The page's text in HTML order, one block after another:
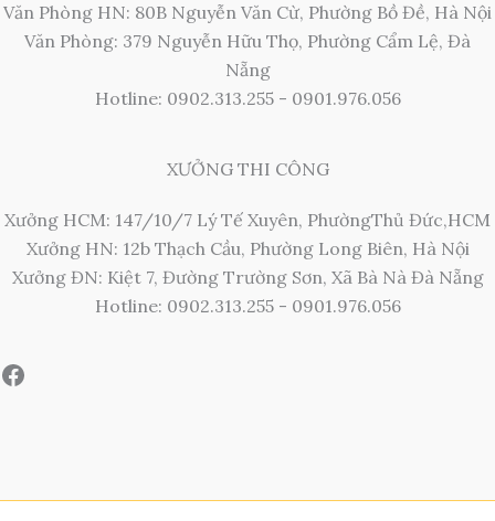
Văn Phòng HN: 80B Nguyễn Văn Cừ, Phường Bồ Đề, Hà Nội
Văn Phòng: 379 Nguyễn Hữu Thọ, Phường Cẩm Lệ, Đà
Nẵng
Hotline: 0902.313.255 - 0901.976.056
XƯỞNG THI CÔNG
Xưởng HCM: 147/10/7 Lý Tế Xuyên, PhườngThủ Đức,HCM
Xưởng HN: 12b Thạch Cầu, Phường Long Biên, Hà Nội
Xưởng ĐN: Kiệt 7, Đường Trường Sơn, Xã Bà Nà Đà Nẵng
Hotline: 0902.313.255 - 0901.976.056